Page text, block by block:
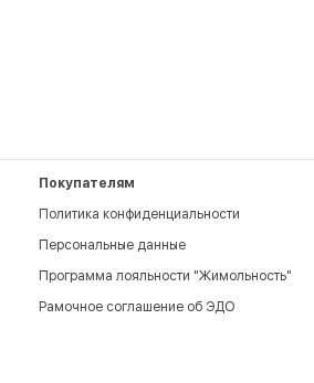
Покупателям
Политика конфиденциальности
Персональные данные
Программа лояльности "Жимольность"
Рамочное соглашение об ЭДО